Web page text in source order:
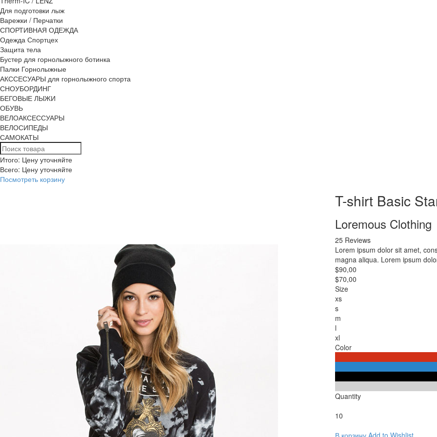
Для подготовки лыж
Варежки / Перчатки
СПОРТИВНАЯ ОДЕЖДА
Одежда Спортцех
Защита тела
Бустер для горнолыжного ботинка
Палки Горнолыжные
АКССЕСУАРЫ для горнолыжного спорта
СНОУБОРДИНГ
БЕГОВЫЕ ЛЫЖИ
ОБУВЬ
ВЕЛОАКСЕССУАРЫ
ВЕЛОСИПЕДЫ
САМОКАТЫ
Итого: Цену уточняйте
Всего: Цену уточняйте
Посмотреть корзину
T-shirt Basic
Loremous Clothing
25 Reviews
Lorem ipsum dolor sit amet,
magna aliqua. Lorem ipsum
$90,00
$70,00
Size
xs
s
m
l
xl
Color
Quantity
10